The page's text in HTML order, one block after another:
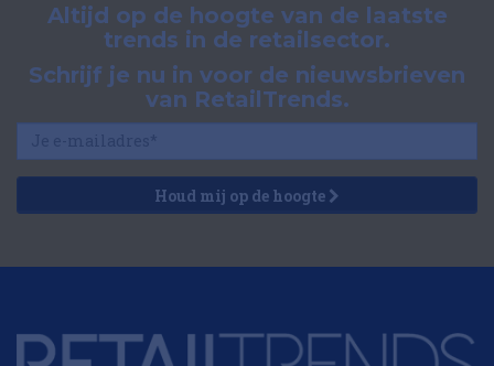
Altijd op de hoogte van de laatste
trends in de retailsector.
Schrijf je nu in voor de nieuwsbrieven
van RetailTrends.
Houd mij op de hoogte